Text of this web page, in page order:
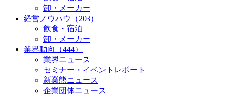
卸・メーカー
経営ノウハウ（203）
飲食・宿泊
卸・メーカー
業界動向（444）
業界ニュース
セミナー・イベントレポート
新業態ニュース
企業団体ニュース